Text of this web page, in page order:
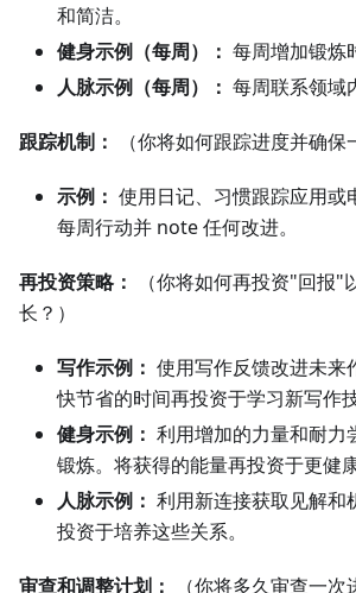
和简洁。
健身示例（每周）： 每周增加锻炼
人脉示例（每周）： 每周联系领域
跟踪机制： （你将如何跟踪进度并确保
示例： 使用日记、习惯跟踪应用或
每周行动并 note 任何改进。
再投资策略：
（你将如何再投资"回报"
长？）
写作示例： 使用写作反馈改进未来
快节省的时间再投资于学习新写作技
健身示例： 利用增加的力量和耐力
锻炼。将获得的能量再投资于更健
人脉示例： 利用新连接获取见解和
投资于培养这些关系。
审查和调整计划：
（你将多久审查一